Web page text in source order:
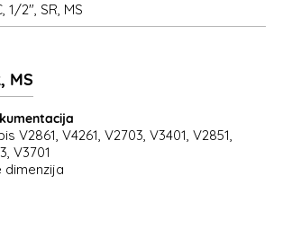
1/2", SR, MS
MS
V2861, V4261, V2703, V3401, V2851,
V3701
dimenzija